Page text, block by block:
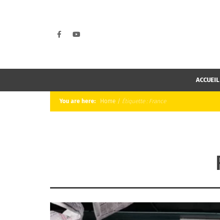
ACCUEIL
You are here: Home / Étiquette : France